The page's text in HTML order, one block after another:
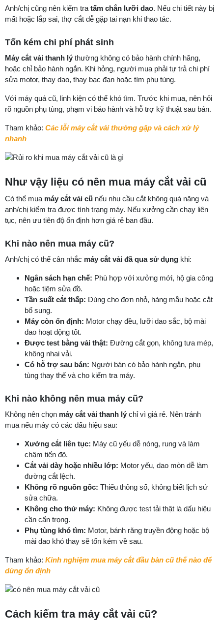
Anh/chị cũng nên kiểm tra tấm chắn lưỡi dao. Nếu chi tiết này bị
mất hoặc lắp sai, thợ cắt dễ gặp tai nạn khi thao tác.
Tốn kém chi phí phát sinh
Máy cắt vải thanh lý thường không có bảo hành chính hãng,
hoặc chỉ bảo hành ngắn. Khi hỏng, người mua phải tự trả chi phí
sửa motor, thay dao, thay bạc đạn hoặc tìm phụ tùng.
Với máy quá cũ, linh kiện có thể khó tìm. Trước khi mua, nên hỏi
rõ nguồn phụ tùng, phạm vi bảo hành và hỗ trợ kỹ thuật sau bán.
Tham khảo: Các lỗi máy cắt vải thường gặp và cách xử lý
nhanh
Như vậy liệu có nên mua máy cắt vải cũ
Có thể mua máy cắt vải cũ nếu nhu cầu cắt không quá nặng và
anh/chị kiểm tra được tình trạng máy. Nếu xưởng cần chạy liên
tục, nên ưu tiên độ ổn định hơn giá rẻ ban đầu.
Khi nào nên mua máy cũ?
Anh/chị có thể cân nhắc máy cắt vải đã qua sử dụng khi:
Ngân sách hạn chế: Phù hợp với xưởng mới, hộ gia công
hoặc tiệm sửa đồ.
Tần suất cắt thấp: Dùng cho đơn nhỏ, hàng mẫu hoặc cắt
bổ sung.
Máy còn ổn định: Motor chạy đều, lưỡi dao sắc, bộ mài
dao hoạt động tốt.
Được test bằng vải thật: Đường cắt gọn, không tưa mép,
không nhai vải.
Có hỗ trợ sau bán: Người bán có bảo hành ngắn, phụ
tùng thay thế và cho kiểm tra máy.
Khi nào không nên mua máy cũ?
Không nên chọn máy cắt vải thanh lý chỉ vì giá rẻ. Nên tránh
mua nếu máy có các dấu hiệu sau:
Xưởng cắt liên tục: Máy cũ yếu dễ nóng, rung và làm
chậm tiến độ.
Cắt vải dày hoặc nhiều lớp: Motor yếu, dao mòn dễ làm
đường cắt lệch.
Không rõ nguồn gốc: Thiếu thông số, không biết lịch sử
sửa chữa.
Không cho thử máy: Không được test tải thật là dấu hiệu
cần cẩn trọng.
Phụ tùng khó tìm: Motor, bánh răng truyền động hoặc bộ
mài dao khó thay sẽ tốn kém về sau.
Tham khảo: Kinh nghiệm mua máy cắt đầu bàn cũ thế nào để
dùng ổn định
Cách kiểm tra máy cắt vải cũ?